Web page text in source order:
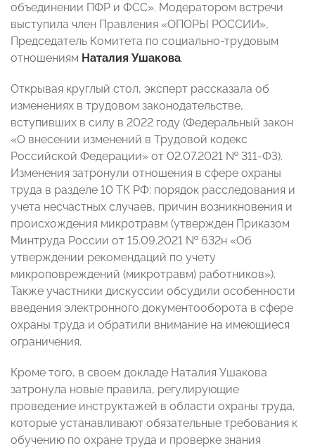
объединении ПФР и ФСС». Модератором встречи
выступила член Правления «ОПОРЫ РОССИИ»,
Председатель Комитета по социально-трудовым
отношениям Наталия Ушакова.
Открывая круглый стол, эксперт рассказала об
изменениях в трудовом законодательстве,
вступивших в силу в 2022 году (Федеральный закон
«О внесении изменений в Трудовой кодекс
Российской Федерации» от 02.07.2021 № 311-ФЗ).
Изменения затронули отношения в сфере охраны
труда в разделе 10 ТК РФ: порядок расследования и
учета несчастных случаев, причин возникновения и
происхождения микротравм (утвержден Приказом
Минтруда России от 15.09.2021 № 632н «Об
утверждении рекомендаций по учету
микроповреждений (микротравм) работников»).
Также участники дискуссии обсудили особенности
введения электронного документооборота в сфере
охраны труда и обратили внимание на имеющиеся
ограничения.
Кроме того, в своем докладе Наталия Ушакова
затронула новые правила, регулирующие
проведение инструктажей в области охраны труда,
которые устанавливают обязательные требования к
обучению по охране труда и проверке знания